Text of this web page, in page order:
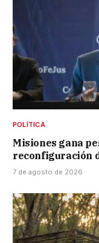
POLÍTICA
Misiones gana
reconfiguración
7 de agosto de 2026